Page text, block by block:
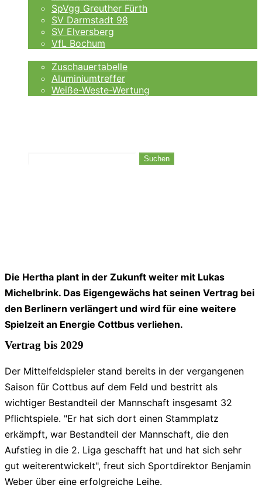
SpVgg Greuther Fürth
SV Darmstadt 98
SV Elversberg
VfL Bochum
Zuschauertabelle
Aluminiumtreffer
Weiße-Weste-Wertung
Suchen
Die Hertha plant in der Zukunft weiter mit Lukas
Michelbrink. Das Eigengewächs hat seinen Vertrag bei
den Berlinern verlängert und wird für eine weitere
Spielzeit an Energie Cottbus verliehen.
Vertrag bis 2029
Der Mittelfeldspieler stand bereits in der vergangenen
Saison für Cottbus auf dem Feld und bestritt als
wichtiger Bestandteil der Mannschaft insgesamt 32
Pflichtspiele. "Er hat sich dort einen Stammplatz
erkämpft, war Bestandteil der Mannschaft, die den
Aufstieg in die 2. Liga geschafft hat und hat sich sehr
gut weiterentwickelt", freut sich Sportdirektor Benjamin
Weber über eine erfolgreiche Leihe.